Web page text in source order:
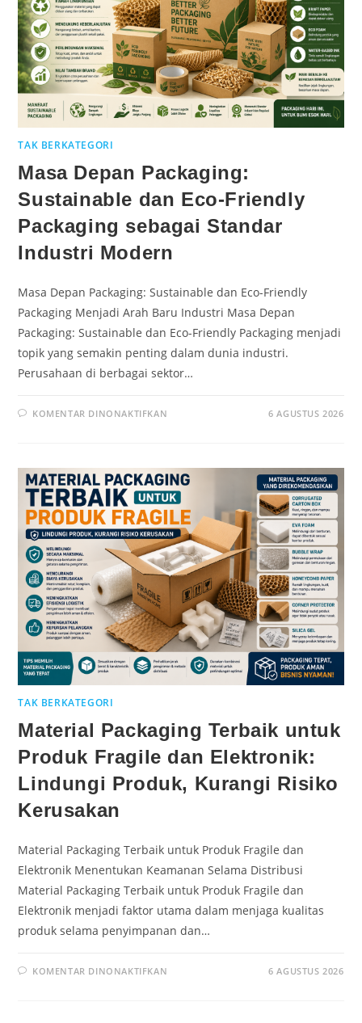
TAK BERKATEGORI
Masa Depan Packaging:
Sustainable dan Eco-Friendly
Packaging sebagai Standar
Industri Modern
Masa Depan Packaging: Sustainable dan Eco-Friendly
Packaging Menjadi Arah Baru Industri Masa Depan
Packaging: Sustainable dan Eco-Friendly Packaging menjadi
topik yang semakin penting dalam dunia industri.
Perusahaan di berbagai sektor…
KOMENTAR DINONAKTIFKAN 6 AGUSTUS 2026
TAK BERKATEGORI
Material Packaging Terbaik untuk
Produk Fragile dan Elektronik:
Lindungi Produk, Kurangi Risiko
Kerusakan
Material Packaging Terbaik untuk Produk Fragile dan
Elektronik Menentukan Keamanan Selama Distribusi
Material Packaging Terbaik untuk Produk Fragile dan
Elektronik menjadi faktor utama dalam menjaga kualitas
produk selama penyimpanan dan…
KOMENTAR DINONAKTIFKAN 6 AGUSTUS 2026